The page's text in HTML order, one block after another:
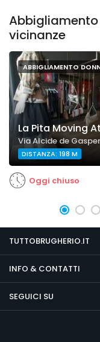
Abbigliamento
vicinanze
ABBIGLIAMENTO
La Pita Moving
Via Alcide de
DISTANZA: 198 M
Oggi chiuso
TUTTOBRUGHERIO.IT
INFO & CONTATTI
SEGUICI SU